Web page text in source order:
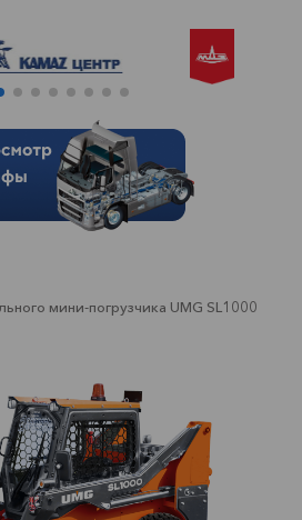
мини-погрузчика UMG SL1000